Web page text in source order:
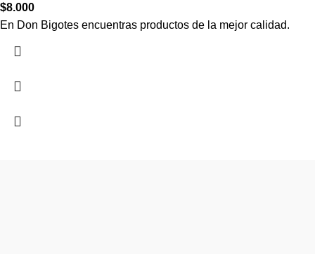
$8.000
En Don Bigotes encuentras productos de la mejor calidad.